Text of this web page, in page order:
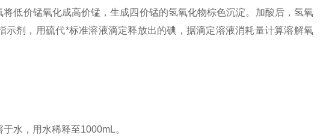
价锰氧化成高价锰，生成四价锰的氢氧化物棕色沉淀。加酸后，氢氧
剂，用硫代*标准溶液滴定释放出的碘，据滴定溶液消耗量计算溶解氧
水，用水稀释至1000mL。